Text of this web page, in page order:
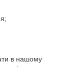
в нашому